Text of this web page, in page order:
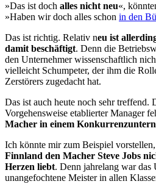
»Das ist doch alles nicht neu«,
»Haben wir doch alles schon in den
Das ist richtig. Relativ neu ist
damit beschäftigt. Denn die
den Unternehmer wissenschaftlich
vielleicht Schumpeter, der ihm die
Zerstörers zuge­dacht hat.
Das ist auch heute noch sehr treffend.
Vorgehensweise etablierter Manager
Ma­cher in einem
Ich könnte mir zum Beispiel vorstellen,
Finnland den Macher Steve Jobs
Herzen liebt. Denn jahrelang war das
unangefochtene Meister in allen